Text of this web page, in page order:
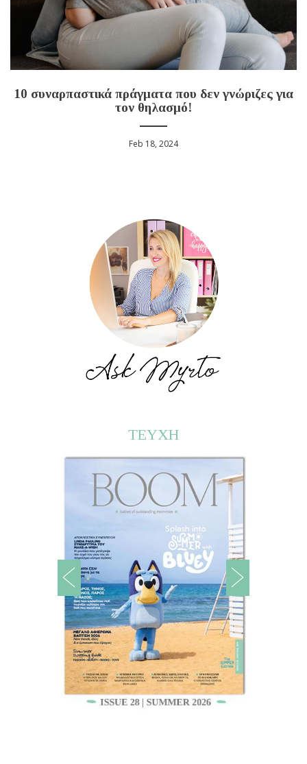
10 συναρπαστικά πράγματα που δεν γνώριζες για
τον θηλασμό!
Feb 18, 2024
ΤΕΥΧΗ